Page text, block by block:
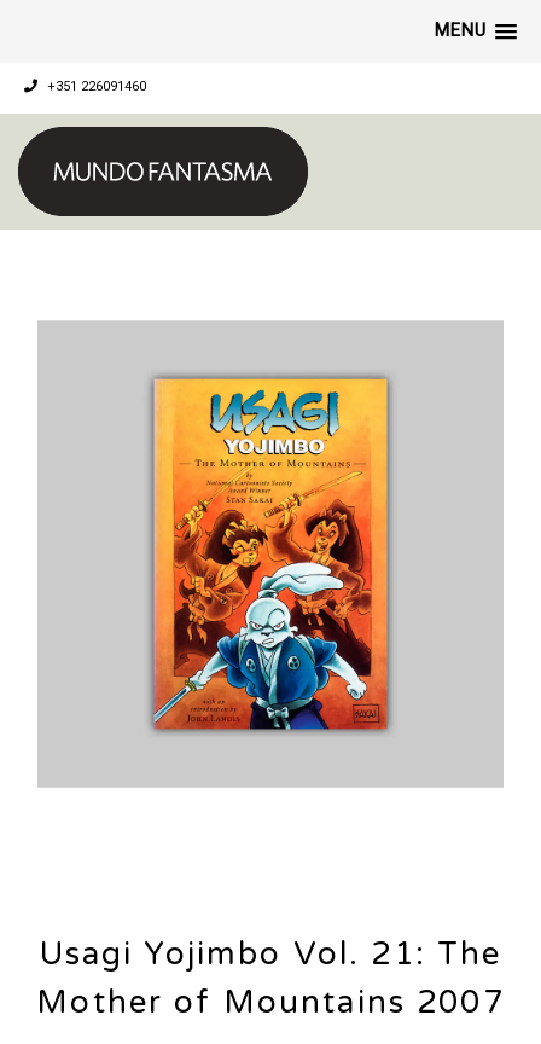
MENU
+351 226091460
Usagi Yojimbo Vol. 21: The
Mother of Mountains 2007